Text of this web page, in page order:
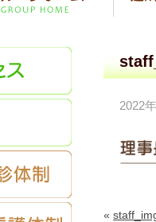
2022
«